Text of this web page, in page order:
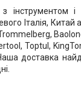
інструментом
Італія, Китай
Toptul,
доставка